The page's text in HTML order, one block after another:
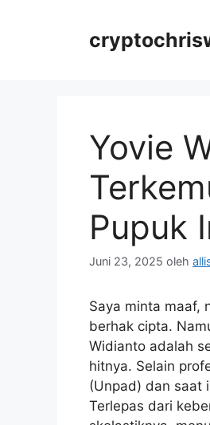
Yovie
Pupuk
Juni 23, 2025 oleh
Saya minta maaf,
berhak cipta.
Widianto adalah
hitnya. Selain
(Unpad) dan saat
Terlepas dari